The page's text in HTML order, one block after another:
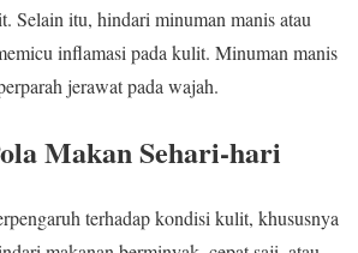
Selain itu, hindari minuman manis atau
inflamasi pada kulit. Minuman manis
jerawat pada wajah.
Makan Sehari-hari
terhadap kondisi kulit, khususnya